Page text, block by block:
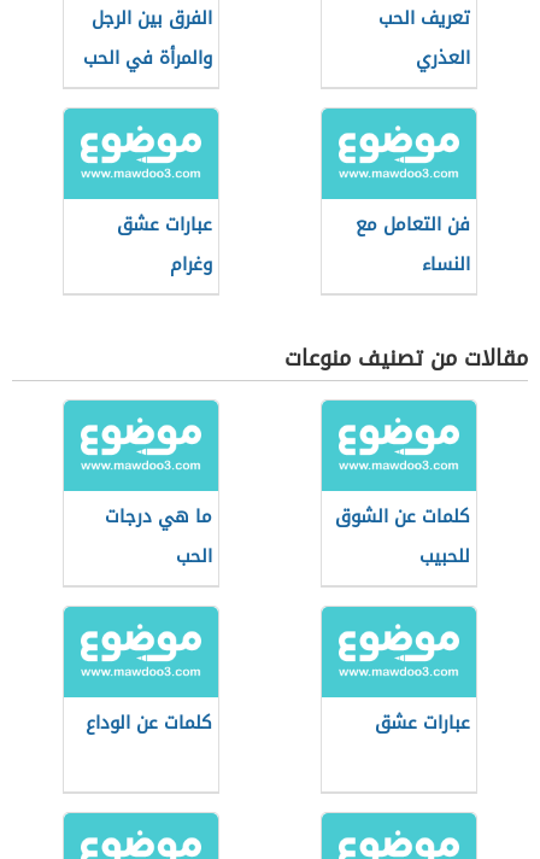
تعريف الحب
العذري
الفرق بين الرجل
والمرأة في الحب
فن التعامل مع
النساء
عبارات عشق
وغرام
مقالات من تصنيف منوعات
كلمات عن الشوق
للحبيب
ما هي درجات
الحب
عبارات عشق كلمات عن الوداع